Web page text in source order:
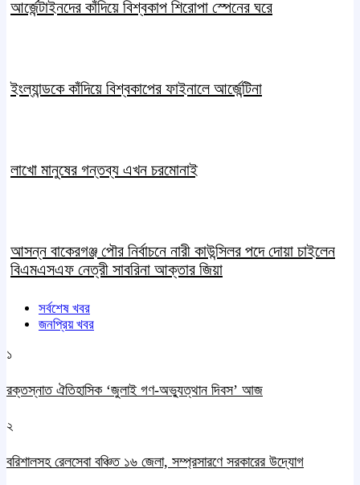
আর্জেন্টাইনদের কাঁদিয়ে বিশ্বকাপ শিরোপা স্পেনের ঘরে
ইংল্যান্ডকে কাঁদিয়ে বিশ্বকাপের ফাইনালে আর্জেন্টিনা
লাখো মানুষের গন্তব্য এখন চরমোনাই
আসন্ন বাকেরগঞ্জ পৌর নির্বাচনে নারী কাউন্সিলর পদে দোয়া চাইলেন
বিএমএসএফ নেত্রী সাবরিনা আক্তার জিয়া
সর্বশেষ খবর
জনপ্রিয় খবর
১
রক্তস্নাত ঐতিহাসিক ‌‘জুলাই গণ-অভ্যুত্থান দিবস’ আজ
২
বরিশালসহ রেলসেবা বঞ্চিত ১৬ জেলা, সম্প্রসারণে সরকারের উদ্যোগ